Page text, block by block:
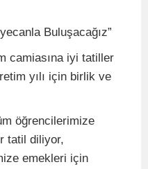
Buluşacağız”
camiasına iyi tatiller
yılı için birlik ve
öğrencilerimize
tatil diliyor,
emekleri için